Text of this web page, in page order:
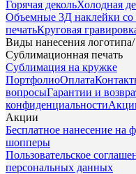
Горячая декольХолодная
Объемные 3Д наклейки со
печатьКруговая
Виды нанесения логотипа/
Сублимационная печать
Сублимация на кружке
ПортфолиоОплата
вопросыГарантии и
конфиденциальности
Акции
Бесплатное нанесение на
шопперы
Пользовательское
персональных данных